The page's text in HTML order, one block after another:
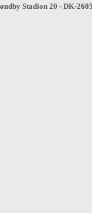
Stadion 20 - DK-